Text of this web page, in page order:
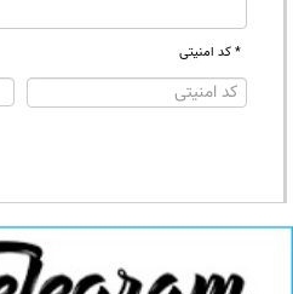
* کد امنیتی